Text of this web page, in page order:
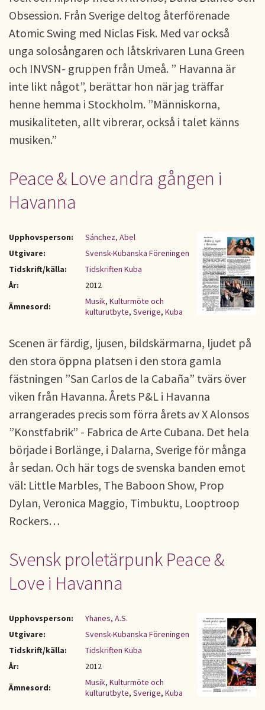
Obsession. Från Sverige deltog återförenade
Atomic Swing med Niclas Fisk. Med var också
unga solosångaren och låtskrivaren Luna Green
och INVSN- gruppen från Umeå. ” Havanna är
inte likt något”, berättar hon när jag träffar
henne hemma i Stockholm. ”Människorna,
musikaliteten, allt vibrerar, också i talet känns
musiken.”
Peace & Love andra gången i
Havanna
Upphovsperson:
Sánchez, Abel
Utgivare:
Svensk-Kubanska Föreningen
Tidskrift/källa:
Tidskriften Kuba
År:
2012
Ämnesord:
Musik, Kulturmöte och
kulturutbyte, Sverige, Kuba
Scenen är färdig, ljusen, bildskärmarna, ljudet på
den stora öppna platsen i den stora gamla
fästningen ”San Carlos de la Cabaña” tvärs över
viken från Havanna. Årets P&L i Havanna
arrangerades precis som förra årets av X Alonsos
”Konstfabrik” - Fabrica de Arte Cubana. Det hela
började i Borlänge, i Dalarna, Sverige för många
år sedan. Och här togs de svenska banden emot
väl: Little Marbles, The Baboon Show, Prop
Dylan, Veronica Maggio, Timbuktu, Looptroop
Rockers…
Svensk proletärpunk Peace &
Love i Havanna
Upphovsperson:
Yhanes, A.S.
Utgivare:
Svensk-Kubanska Föreningen
Tidskrift/källa:
Tidskriften Kuba
År:
2012
Ämnesord:
Musik, Kulturmöte och
kulturutbyte, Sverige, Kuba